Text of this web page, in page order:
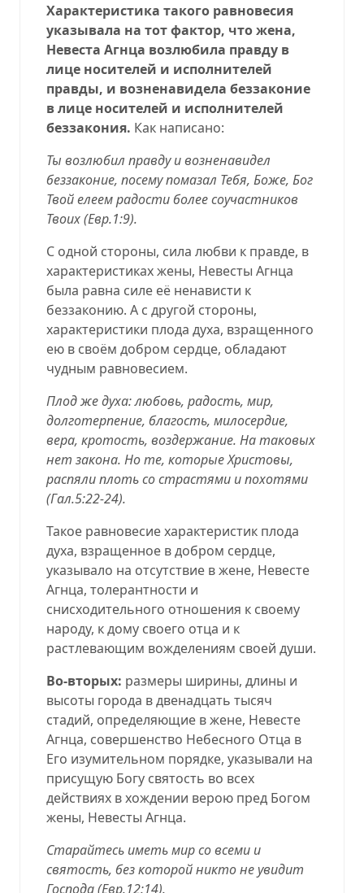
Характеристика такого равновесия
указывала на тот фактор, что жена,
Невеста Агнца возлюбила правду в
лице носителей и исполнителей
правды, и возненавидела беззаконие
в лице носителей и исполнителей
беззакония. Как написано:
Ты возлюбил правду и возненавидел
беззаконие, посему помазал Тебя, Боже, Бог
Твой елеем радости более соучастников
Твоих (Евр.1:9).
С одной стороны, сила любви к правде, в
характеристиках жены, Невесты Агнца
была равна силе её ненависти к
беззаконию. А с другой стороны,
характеристики плода духа, взращенного
ею в своём добром сердце, обладают
чудным равновесием.
Плод же духа: любовь, радость, мир,
долготерпение, благость, милосердие,
вера, кротость, воздержание. На таковых
нет закона. Но те, которые Христовы,
распяли плоть со страстями и похотями
(Гал.5:22-24).
Такое равновесие характеристик плода
духа, взращенное в добром сердце,
указывало на отсутствие в жене, Невесте
Агнца, толерантности и
снисходительного отношения к своему
народу, к дому своего отца и к
растлевающим вожделениям своей души.
Во-вторых: размеры ширины, длины и
высоты города в двенадцать тысяч
стадий, определяющие в жене, Невесте
Агнца, совершенство Небесного Отца в
Его изумительном порядке, указывали на
присущую Богу святость во всех
действиях в хождении верою пред Богом
жены, Невесты Агнца.
Старайтесь иметь мир со всеми и
святость, без которой никто не увидит
Господа (Евр.12:14).